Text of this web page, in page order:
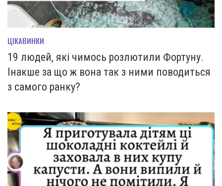
ЦІКАВИНКИ
19 людей, які чимось розлютили Фортуну.
Інакше за що ж вона так з ними поводиться
з самого ранку?